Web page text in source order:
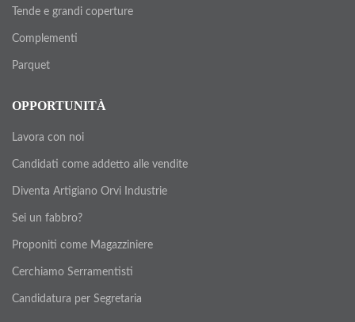
Tende e grandi coperture
Complementi
Parquet
OPPORTUNITÀ
Lavora con noi
Candidati come addetto alle vendite
Diventa Artigiano Orvi Industrie
Sei un fabbro?
Proponiti come Magazziniere
Cerchiamo Serramentisti
Candidatura per Segretaria